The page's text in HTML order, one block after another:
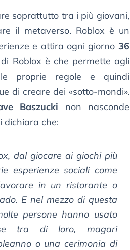
soprattutto tra i più giovani,
il metaverso. Roblox è un
e attira ogni giorno 36
Roblox è che permette agli
proprie regole e quindi
di creare dei «sotto-mondi».
Baszucki non nasconde
dichiara che:
dal giocare ai giochi più
esperienze sociali come
in un ristorante o
E nel mezzo di questa
persone hanno usato
tra di loro, magari
o una cerimonia di